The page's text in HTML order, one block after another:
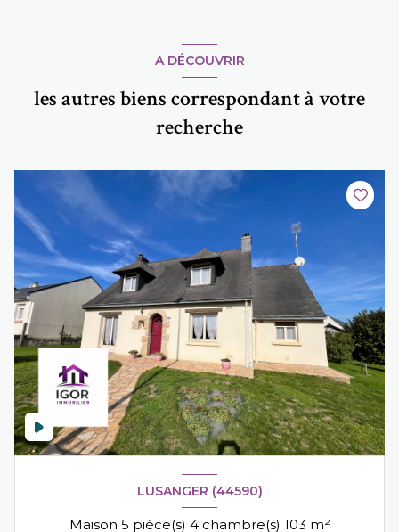
A DÉCOUVRIR
les autres biens correspondant à votre
recherche
LUSANGER (44590)
Maison 5 pièce(s) 4 chambre(s) 103 m²